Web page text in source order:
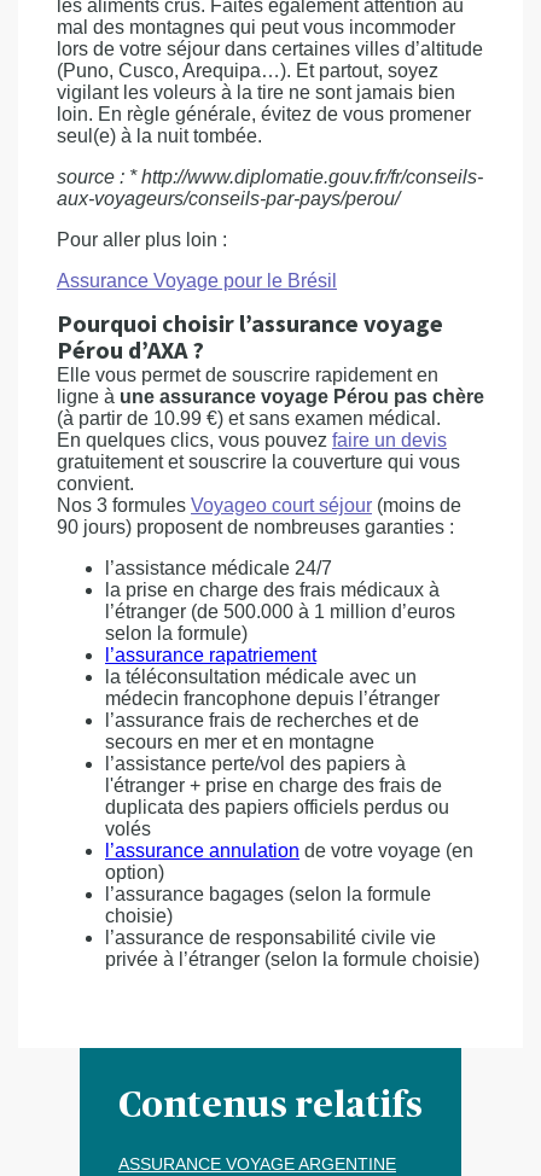
les aliments crus. Faites également attention au
mal des montagnes qui peut vous incommoder
lors de votre séjour dans certaines villes d’altitude
(Puno, Cusco, Arequipa…). Et partout, soyez
vigilant les voleurs à la tire ne sont jamais bien
loin. En règle générale, évitez de vous promener
seul(e) à la nuit tombée.
source : * http://www.diplomatie.gouv.fr/fr/conseils-
aux-voyageurs/conseils-par-pays/perou/
Pour aller plus loin :
Assurance Voyage pour le Brésil
Pourquoi choisir l’assurance voyage
Pérou d’AXA ?
Elle vous permet de souscrire rapidement en
ligne à une assurance voyage Pérou pas chère
(à partir de 10.99 €) et sans examen médical.
En quelques clics, vous pouvez faire un devis
gratuitement et souscrire la couverture qui vous
convient.
Nos 3 formules Voyageo court séjour (moins de
90 jours) proposent de nombreuses garanties :
l’assistance médicale 24/7
la prise en charge des frais médicaux à
l’étranger (de 500.000 à 1 million d’euros
selon la formule)
l’assurance rapatriement
la téléconsultation médicale avec un
médecin francophone depuis l’étranger
l’assurance frais de recherches et de
secours en mer et en montagne
l’assistance perte/vol des papiers à
l'étranger + prise en charge des frais de
duplicata des papiers officiels perdus ou
volés
l’assurance annulation de votre voyage (en
option)
l’assurance bagages (selon la formule
choisie)
l’assurance de responsabilité civile vie
privée à l’étranger (selon la formule choisie)
Contenus relatifs
ASSURANCE VOYAGE ARGENTINE